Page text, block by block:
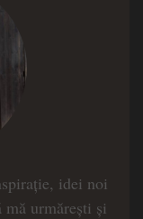
idei noi
urmărești și